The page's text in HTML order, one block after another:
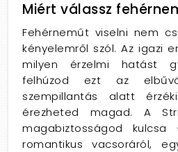
Miért válassz
Fehérneműt viselni nem
kényelemről szól. Az igazi
milyen érzelmi hatást
felhúzod ezt az
szempillantás alatt
érezheted magad. A
magabiztosságod
romantikus vacsoráról,